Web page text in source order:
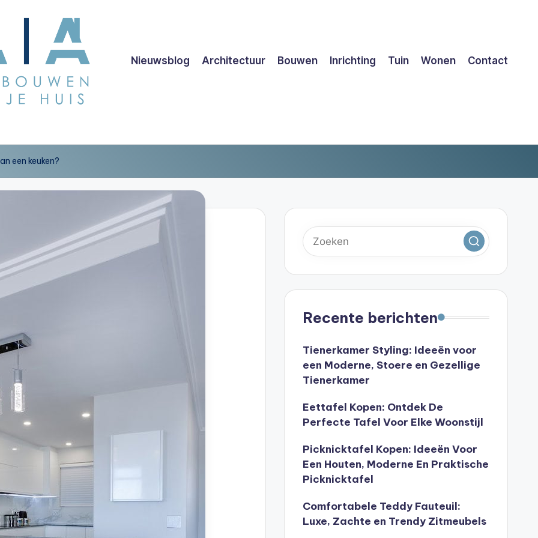
Nieuwsblog Architectuur Bouwen Inrichting Tuin Wonen Contact
een keuken?
Recente berichten
Tienerkamer Styling: Ideeën voor
een Moderne, Stoere en Gezellige
Tienerkamer
Eettafel Kopen: Ontdek De
Perfecte Tafel Voor Elke Woonstijl
Picknicktafel Kopen: Ideeën Voor
Een Houten, Moderne En Praktische
Picknicktafel
Comfortabele Teddy Fauteuil:
Luxe, Zachte en Trendy Zitmeubels